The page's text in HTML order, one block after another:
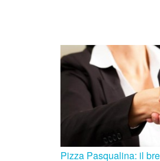
Pizza Pasqualina: il